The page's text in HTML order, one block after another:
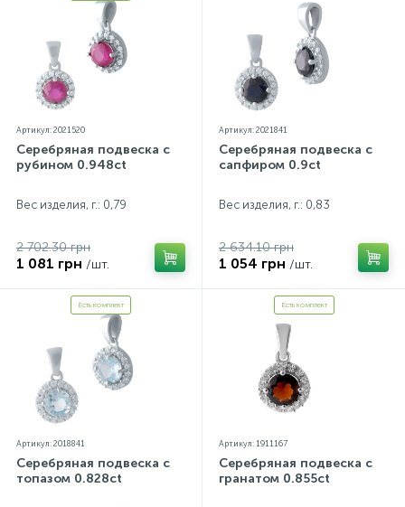
Артикул: 2021520
Серебряная подвеска с
рубином 0.948ct
Вес изделия, г.: 0,79
2 702.30 грн
1 081 грн /шт.
Артикул: 2021841
Серебряная подвеска с
сапфиром 0.9ct
Вес изделия, г.: 0,83
2 634.10 грн
1 054 грн /шт.
Есть комплект
Артикул: 2018841
Серебряная подвеска с
топазом 0.828ct
Есть комплект
Артикул: 1911167
Серебряная подвеска с
гранатом 0.855ct